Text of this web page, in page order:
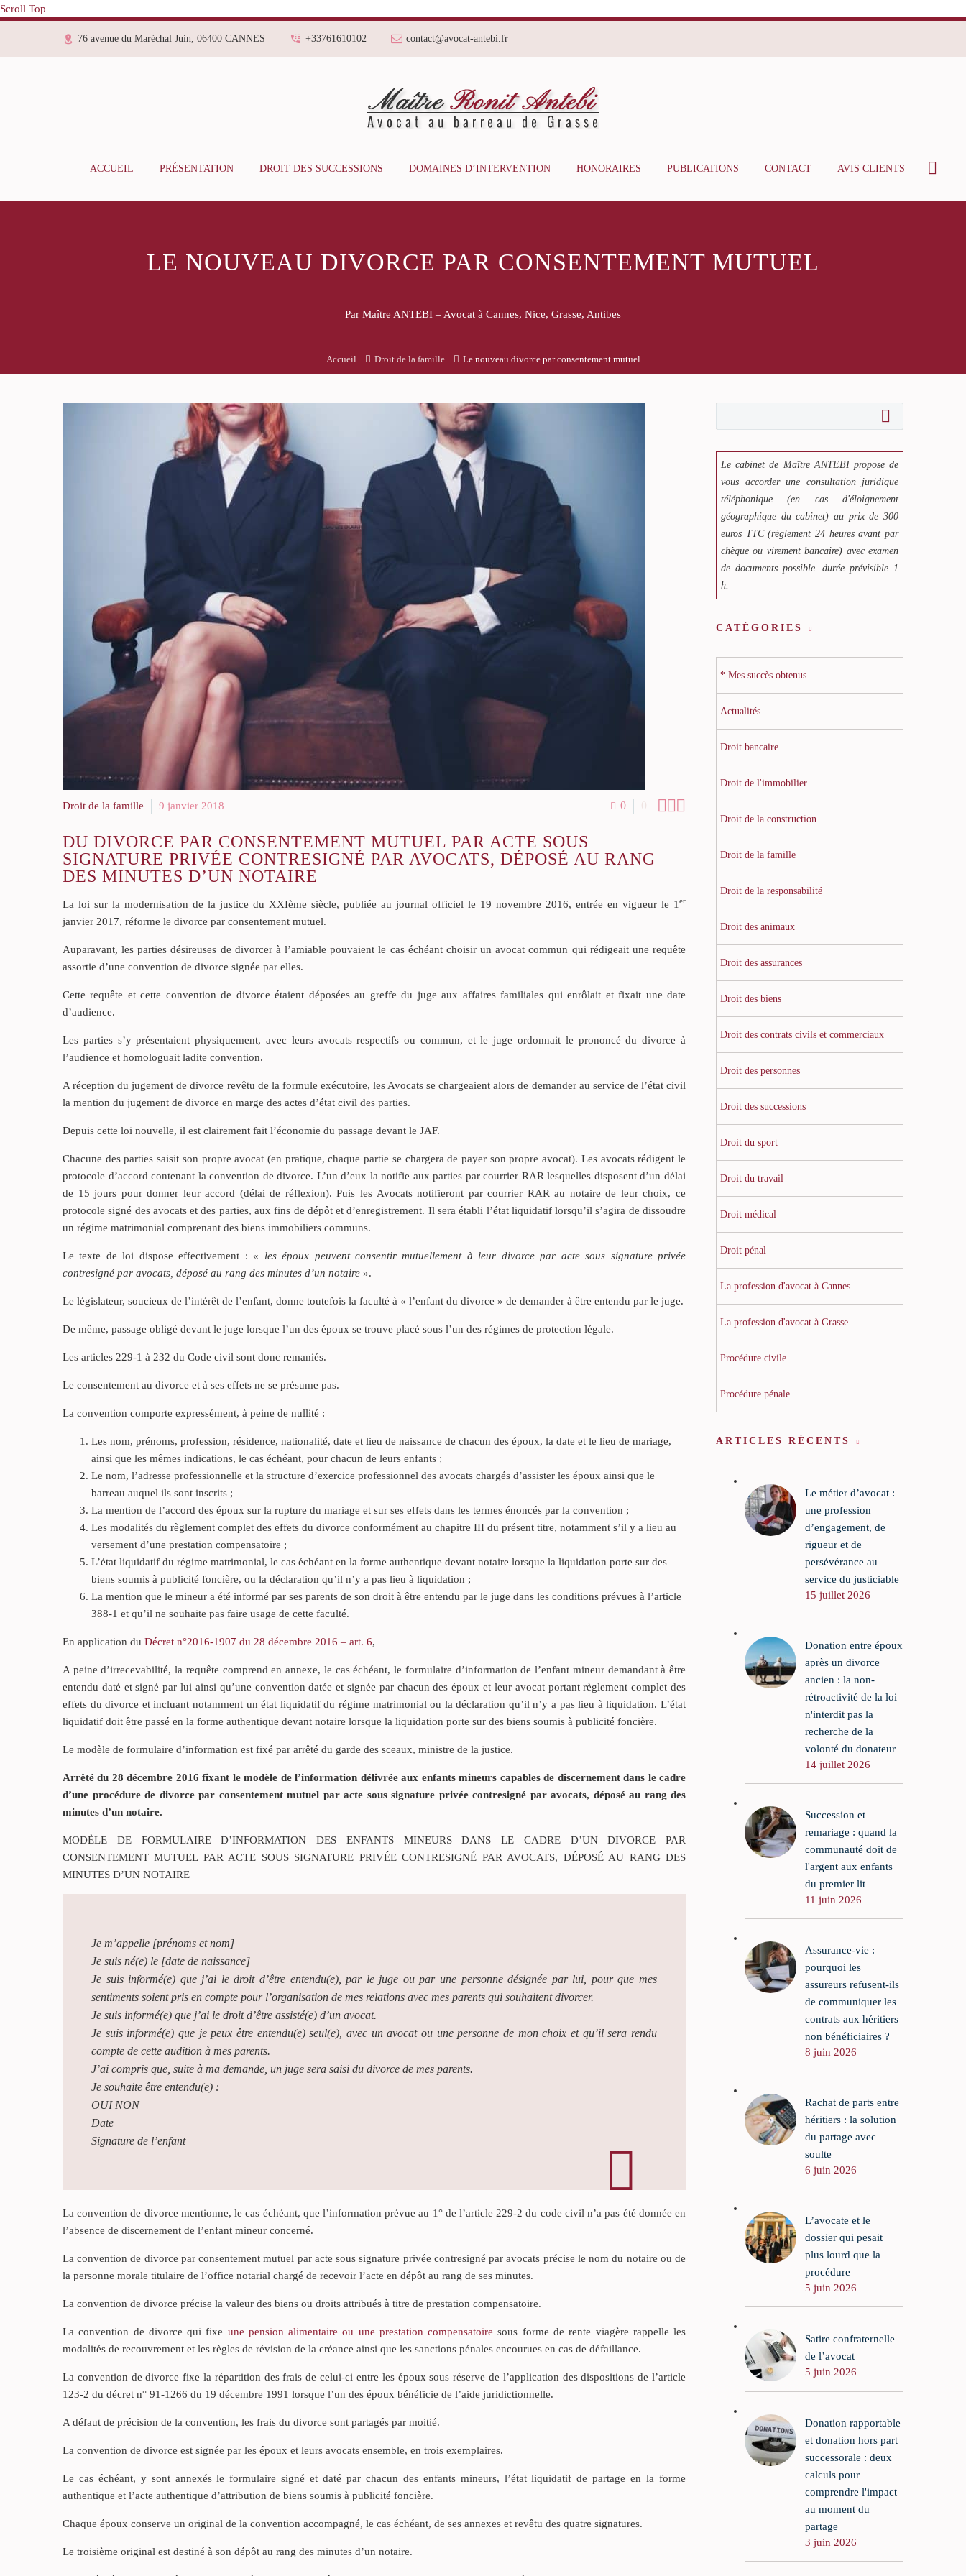
Scroll Top
76 avenue du Maréchal Juin, 06400 CANNES +33761610102 contact@avocat-antebi.fr
ACCUEIL PRÉSENTATION DROIT DES SUCCESSIONS DOMAINES D’INTERVENTION HONORAIRES PUBLICATIONS CONTACT AVIS CLIENTS
LE NOUVEAU DIVORCE PAR CONSENTEMENT MUTUEL
Par Maître ANTEBI – Avocat à Cannes, Nice, Grasse, Antibes
Accueil Droit de la famille Le nouveau divorce par consentement mutuel
0 0 
Droit de la famille 9 janvier 2018
DU DIVORCE PAR CONSENTEMENT MUTUEL PAR ACTE SOUS
SIGNATURE PRIVÉE CONTRESIGNÉ PAR AVOCATS, DÉPOSÉ AU RANG
DES MINUTES D’UN NOTAIRE
La loi sur la modernisation de la justice du XXIème siècle, publiée au journal officiel le 19 novembre 2016, entrée en vigueur le 1 er
janvier 2017, réforme le divorce par consentement mutuel.
Auparavant, les parties désireuses de divorcer à l’amiable pouvaient le cas échéant choisir un avocat commun qui rédigeait une requête
assortie d’une convention de divorce signée par elles.
Cette requête et cette convention de divorce étaient déposées au greffe du juge aux affaires familiales qui enrôlait et fixait une date
d’audience.
Les parties s’y présentaient physiquement, avec leurs avocats respectifs ou commun, et le juge ordonnait le prononcé du divorce à
l’audience et homologuait ladite convention.
A réception du jugement de divorce revêtu de la formule exécutoire, les Avocats se chargeaient alors de demander au service de l’état civil
la mention du jugement de divorce en marge des actes d’état civil des parties.
Depuis cette loi nouvelle, il est clairement fait l’économie du passage devant le JAF.
Chacune des parties saisit son propre avocat (en pratique, chaque partie se chargera de payer son propre avocat). Les avocats rédigent le
protocole d’accord contenant la convention de divorce. L’un d’eux la notifie aux parties par courrier RAR lesquelles disposent d’un délai
de 15 jours pour donner leur accord (délai de réflexion). Puis les Avocats notifieront par courrier RAR au notaire de leur choix, ce
protocole signé des avocats et des parties, aux fins de dépôt et d’enregistrement. Il sera établi l’état liquidatif lorsqu’il s’agira de dissoudre
un régime matrimonial comprenant des biens immobiliers communs.
Le texte de loi dispose effectivement : « les époux peuvent consentir mutuellement à leur divorce par acte sous signature privée
contresigné par avocats, déposé au rang des minutes d’un notaire ».
Le législateur, soucieux de l’intérêt de l’enfant, donne toutefois la faculté à « l’enfant du divorce » de demander à être entendu par le juge.
De même, passage obligé devant le juge lorsque l’un des époux se trouve placé sous l’un des régimes de protection légale.
Les articles 229-1 à 232 du Code civil sont donc remaniés.
Le consentement au divorce et à ses effets ne se présume pas.
La convention comporte expressément, à peine de nullité :
Les nom, prénoms, profession, résidence, nationalité, date et lieu de naissance de chacun des époux, la date et le lieu de mariage,
ainsi que les mêmes indications, le cas échéant, pour chacun de leurs enfants ;
Le nom, l’adresse professionnelle et la structure d’exercice professionnel des avocats chargés d’assister les époux ainsi que le
barreau auquel ils sont inscrits ;
La mention de l’accord des époux sur la rupture du mariage et sur ses effets dans les termes énoncés par la convention ;
Les modalités du règlement complet des effets du divorce conformément au chapitre III du présent titre, notamment s’il y a lieu au
versement d’une prestation compensatoire ;
L’état liquidatif du régime matrimonial, le cas échéant en la forme authentique devant notaire lorsque la liquidation porte sur des
biens soumis à publicité foncière, ou la déclaration qu’il n’y a pas lieu à liquidation ;
La mention que le mineur a été informé par ses parents de son droit à être entendu par le juge dans les conditions prévues à l’article
388-1 et qu’il ne souhaite pas faire usage de cette faculté.
En application du Décret n°2016-1907 du 28 décembre 2016 – art. 6,
A peine d’irrecevabilité, la requête comprend en annexe, le cas échéant, le formulaire d’information de l’enfant mineur demandant à être
entendu daté et signé par lui ainsi qu’une convention datée et signée par chacun des époux et leur avocat portant règlement complet des
effets du divorce et incluant notamment un état liquidatif du régime matrimonial ou la déclaration qu’il n’y a pas lieu à liquidation. L’état
liquidatif doit être passé en la forme authentique devant notaire lorsque la liquidation porte sur des biens soumis à publicité foncière.
Le modèle de formulaire d’information est fixé par arrêté du garde des sceaux, ministre de la justice.
Arrêté du 28 décembre 2016 fixant le modèle de l’information délivrée aux enfants mineurs capables de discernement dans le cadre
d’une procédure de divorce par consentement mutuel par acte sous signature privée contresigné par avocats, déposé au rang des
minutes d’un notaire.
MODÈLE DE FORMULAIRE D’INFORMATION DES ENFANTS MINEURS DANS LE CADRE D’UN DIVORCE PAR
CONSENTEMENT MUTUEL PAR ACTE SOUS SIGNATURE PRIVÉE CONTRESIGNÉ PAR AVOCATS, DÉPOSÉ AU RANG DES
MINUTES D’UN NOTAIRE
Je m’appelle [prénoms et nom]
Je suis né(e) le [date de naissance]
Je suis informé(e) que j’ai le droit d’être entendu(e), par le juge ou par une personne désignée par lui, pour que mes
sentiments soient pris en compte pour l’organisation de mes relations avec mes parents qui souhaitent divorcer.
Je suis informé(e) que j’ai le droit d’être assisté(e) d’un avocat.
Je suis informé(e) que je peux être entendu(e) seul(e), avec un avocat ou une personne de mon choix et qu’il sera rendu
compte de cette audition à mes parents.
J’ai compris que, suite à ma demande, un juge sera saisi du divorce de mes parents.
Je souhaite être entendu(e) :
OUI NON
Date
Signature de l’enfant
La convention de divorce mentionne, le cas échéant, que l’information prévue au 1° de l’article 229-2 du code civil n’a pas été donnée en
l’absence de discernement de l’enfant mineur concerné.
La convention de divorce par consentement mutuel par acte sous signature privée contresigné par avocats précise le nom du notaire ou de
la personne morale titulaire de l’office notarial chargé de recevoir l’acte en dépôt au rang de ses minutes.
La convention de divorce précise la valeur des biens ou droits attribués à titre de prestation compensatoire.
La convention de divorce qui fixe une pension alimentaire ou une prestation compensatoire sous forme de rente viagère rappelle les
modalités de recouvrement et les règles de révision de la créance ainsi que les sanctions pénales encourues en cas de défaillance.
La convention de divorce fixe la répartition des frais de celui-ci entre les époux sous réserve de l’application des dispositions de l’article
123-2 du décret n° 91-1266 du 19 décembre 1991 lorsque l’un des époux bénéficie de l’aide juridictionnelle.
A défaut de précision de la convention, les frais du divorce sont partagés par moitié.
La convention de divorce est signée par les époux et leurs avocats ensemble, en trois exemplaires.
Le cas échéant, y sont annexés le formulaire signé et daté par chacun des enfants mineurs, l’état liquidatif de partage en la forme
authentique et l’acte authentique d’attribution de biens soumis à publicité foncière.
Chaque époux conserve un original de la convention accompagné, le cas échéant, de ses annexes et revêtu des quatre signatures.
Le troisième original est destiné à son dépôt au rang des minutes d’un notaire.
Le cabinet de Maître ANTEBI propose de
vous accorder une consultation juridique
téléphonique (en cas d'éloignement
géographique du cabinet) au prix de 300
euros TTC (règlement 24 heures avant par
chèque ou virement bancaire) avec examen
de documents possible. durée prévisible 1
h.
CATÉGORIES
* Mes succès obtenus
Actualités
Droit bancaire
Droit de l'immobilier
Droit de la construction
Droit de la famille
Droit de la responsabilité
Droit des animaux
Droit des assurances
Droit des biens
Droit des contrats civils et commerciaux
Droit des personnes
Droit des successions
Droit du sport
Droit du travail
Droit médical
Droit pénal
La profession d'avocat à Cannes
La profession d'avocat à Grasse
Procédure civile
Procédure pénale
ARTICLES RÉCENTS
Le métier d’avocat :
une profession
d’engagement, de
rigueur et de
persévérance au
service du justiciable
15 juillet 2026
Donation entre époux
après un divorce
ancien : la non-
rétroactivité de la loi
n'interdit pas la
recherche de la
volonté du donateur
14 juillet 2026
Succession et
remariage : quand la
communauté doit de
l'argent aux enfants
du premier lit
11 juin 2026
Assurance-vie :
pourquoi les
assureurs refusent-ils
de communiquer les
contrats aux héritiers
non bénéficiaires ?
8 juin 2026
Rachat de parts entre
héritiers : la solution
du partage avec
soulte
6 juin 2026
L’avocate et le
dossier qui pesait
plus lourd que la
procédure
5 juin 2026
Satire confraternelle
de l’avocat
5 juin 2026
Donation rapportable
et donation hors part
successorale : deux
calculs pour
comprendre l'impact
au moment du
partage
3 juin 2026